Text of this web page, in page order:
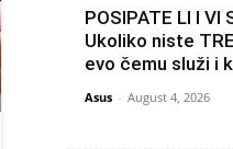
POSIPATE LI I VI
Ukoliko niste
evo čemu služi i
Asus - August 4, 2026